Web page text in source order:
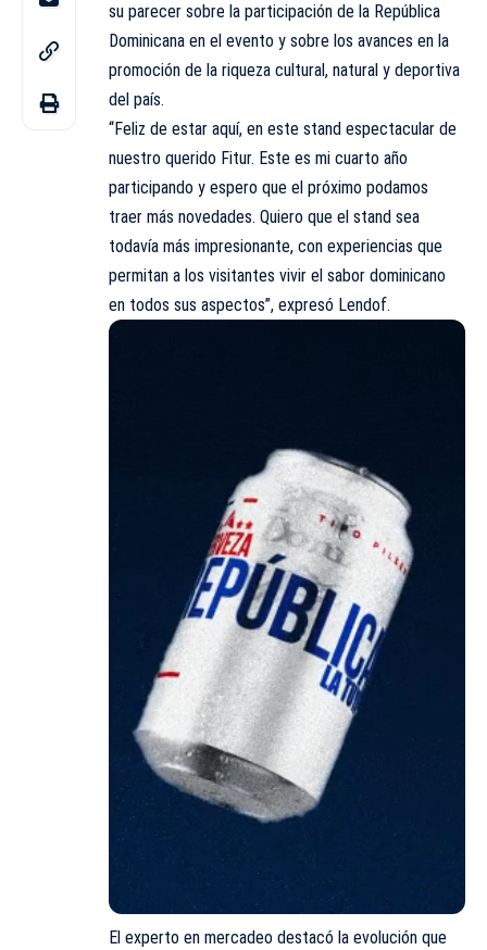
su parecer sobre la participación de la República
Dominicana en el evento y sobre los avances en la
promoción de la riqueza cultural, natural y deportiva
del país.
“Feliz de estar aquí, en este stand espectacular de
nuestro querido Fitur. Este es mi cuarto año
participando y espero que el próximo podamos
traer más novedades. Quiero que el stand sea
todavía más impresionante, con experiencias que
permitan a los visitantes vivir el sabor dominicano
en todos sus aspectos”, expresó Lendof.
El experto en mercadeo destacó la evolución que